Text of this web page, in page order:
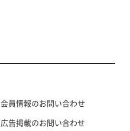
会員情報のお問い合わせ
広告掲載のお問い合わせ